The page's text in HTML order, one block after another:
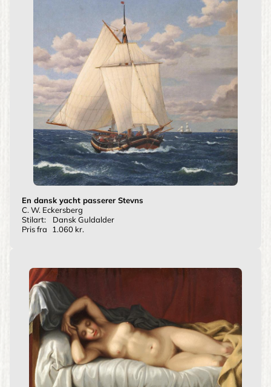
En dansk yacht passerer Stevns
C. W. Eckersberg
Stilart:
Dansk Guldalder
Pris fra
1.060 kr.